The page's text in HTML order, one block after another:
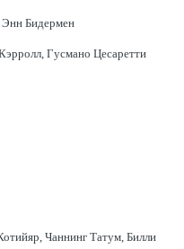
Бидермен
Гусмано Цесаретти
Чаннинг Татум, Билли